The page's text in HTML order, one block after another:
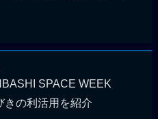
SPACE WEEK
きの利活用を紹介